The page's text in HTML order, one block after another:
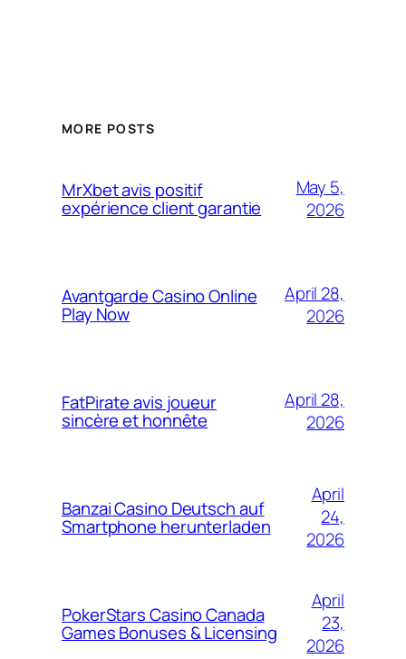
MORE POSTS
MrXbet avis positif
expérience client garantie
May 5,
2026
Avantgarde Casino Online
Play Now
April 28,
2026
FatPirate avis joueur
sincère et honnête
April 28,
2026
Banzai Casino Deutsch auf
Smartphone herunterladen
April
24,
2026
PokerStars Casino Canada
Games Bonuses & Licensing
April
23,
2026